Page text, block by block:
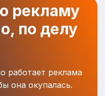
рекламу
по делу
работает реклама
она окупалась.